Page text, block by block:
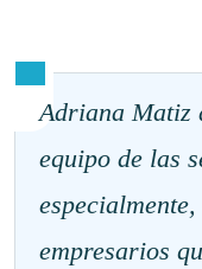
Adriana Matiz
equipo de las
empresarios